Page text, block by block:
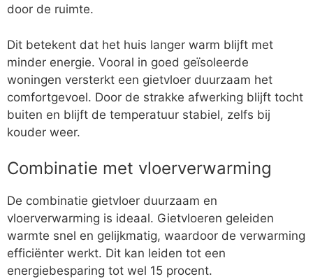
door de ruimte.
Dit betekent dat het huis langer warm blijft met
minder energie. Vooral in goed geïsoleerde
woningen versterkt een gietvloer duurzaam het
comfortgevoel. Door de strakke afwerking blijft tocht
buiten en blijft de temperatuur stabiel, zelfs bij
kouder weer.
Combinatie met vloerverwarming
De combinatie gietvloer duurzaam en
vloerverwarming is ideaal. Gietvloeren geleiden
warmte snel en gelijkmatig, waardoor de verwarming
efficiënter werkt. Dit kan leiden tot een
energiebesparing tot wel 15 procent.